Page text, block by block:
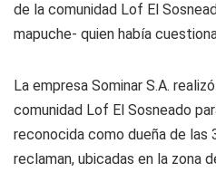
de la comunidad Lof El
mapuche- quien había
La empresa Sominar S.A.
comunidad Lof El Sosneado
reconocida como dueña de las
reclaman, ubicadas en la zona